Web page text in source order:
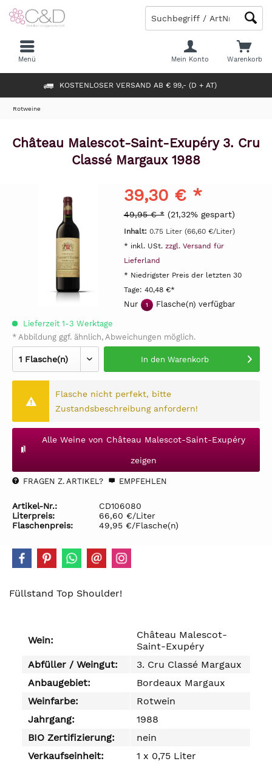
KOSTENLOSER VERSAND AB € 99,- (D + AT)
Warenkorb
Mein Konto
Menü
Rotweine
Château Malescot-Saint-Exupéry 3. Cru
Classé Margaux 1988
39,30 € *
49,95 € * (21,32% gespart)
Inhalt: 0.75 Liter (66,60 €/Liter)
* inkl. USt. zzgl. Versand für
Lieferland
* Niedrigster Preis der letzten 30
Tage: 40,48 €*
Nur 1 Flasche(n) verfügbar
Lieferzeit 1-3 Werktage
* Abbildung ggf. ähnlich, Abweichungen möglich.
In den Warenkorb
Flasche nicht perfekt, bitte
Zustandsbeschreibung anfordern!
Alle Weine von Château Malescot-Saint-Exupéry
zeigen
FRAGEN Z. ARTIKEL? EMPFEHLEN
Artikel-Nr.:
CD106080
Literpreis:
66,60 €/Liter
Flaschenpreis:
49,95 €/Flasche(n)
Füllstand Top Shoulder!
Wein:
Château Malescot-
Saint-Exupéry
Abfüller / Weingut:
3. Cru Classé Margaux
Anbaugebiet:
Bordeaux Margaux
Weinfarbe:
Rotwein
Jahrgang:
1988
BIO Zertifizierung:
nein
Verkaufseinheit:
1 x 0,75 Liter